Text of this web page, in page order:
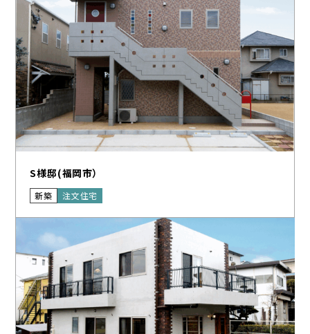
S様邸(福岡市）
新築 注文住宅